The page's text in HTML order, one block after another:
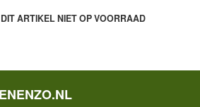
ARTIKEL NIET OP VOORRAAD